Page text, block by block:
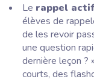
Le rappel
élèves de
de les revoir
une question
dernière leçon ? »
courts, des